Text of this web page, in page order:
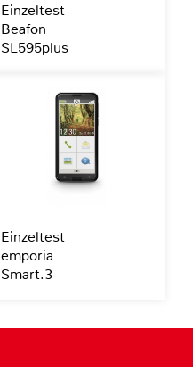
Einzeltest
Beafon
SL595plus
Einzeltest
emporia
Smart.3